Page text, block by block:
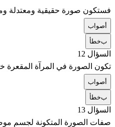
فستكون صورة حقيقية ومعتدلة
صواب
بخطأ
السؤال 12
تكون الصورة في المرآة المقعرة
صواب
بخطأ
السؤال 13
صفات الصورة المتكونة لجسم